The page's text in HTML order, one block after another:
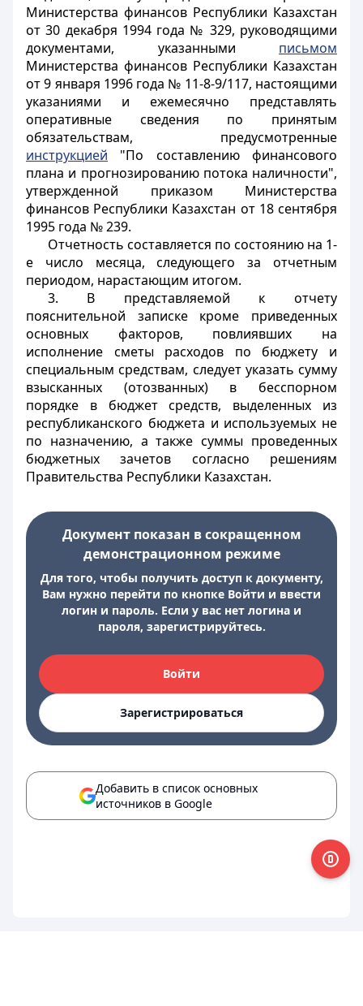
Министерства финансов Республики Казахстан
от 30 декабря 1994 года № 329, руководящими
документами, указанными письмом
Министерства финансов Республики Казахстан
от 9 января 1996 года № 11-8-9/117, настоящими
указаниями и ежемесячно представлять
оперативные сведения по принятым
обязательствам, предусмотренные
инструкцией "По составлению финансового
плана и прогнозированию потока наличности",
утвержденной приказом Министерства
финансов Республики Казахстан от 18 сентября
1995 года № 239.
Отчетность составляется по состоянию на 1-
е число месяца, следующего за отчетным
периодом, нарастающим итогом.
3. В представляемой к отчету
пояснительной записке кроме приведенных
основных факторов, повлиявших на
исполнение сметы расходов по бюджету и
специальным средствам, следует указать сумму
взысканных (отозванных) в бесспорном
порядке в бюджет средств, выделенных из
республиканского бюджета и используемых не
по назначению, а также суммы проведенных
бюджетных зачетов согласно решениям
Правительства Республики Казахстан.
Документ показан в сокращенном
демонстрационном режиме
Для того, чтобы получить доступ к документу,
Вам нужно перейти по кнопке Войти и ввести
логин и пароль. Если у вас нет логина и
пароля, зарегистрируйтесь.
Войти
Зарегистрироваться
Добавить в список основных
источников в Google